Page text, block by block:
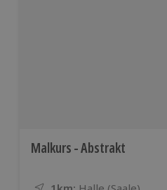
Malkurs - Abstrakt